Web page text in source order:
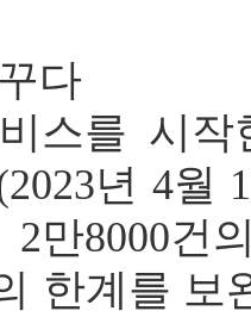
다
스를 시작
년 4월
2만8000
한계를 보